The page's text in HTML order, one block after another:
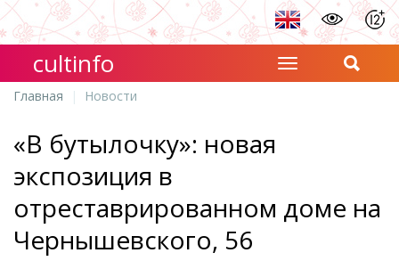
cultinfo
Главная Новости
«В бутылочку»: новая
экспозиция в
отреставрированном доме на
Чернышевского, 56